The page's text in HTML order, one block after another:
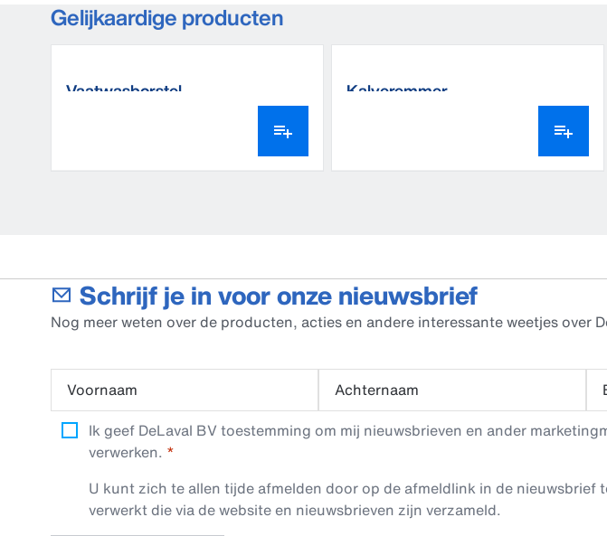
Gelijkaardige producten
Vaatwasborstel Kalveremmer
Schrijf je in voor onze nieuwsbrief
Nog meer weten over de producten, acties en andere interessante weetjes over
Voornaam Achternaam
Ik geef DeLaval BV toestemming om mij nieuwsbrieven en ander
verwerken.
U kunt zich te allen tijde afmelden door op de afmeldlink in de nieuwsbrief
verwerkt die via de website en nieuwsbrieven zijn verzameld.